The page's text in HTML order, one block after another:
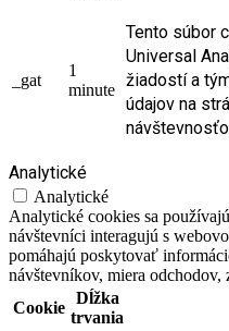
_gat
1
minute
Tento súbor
Universal
žiadostí a
údajov na
Analytické
Analytické
Analytické cookies sa
návštevníci interagujú s
pomáhajú poskytovať
návštevníkov, miera odchodov,
Cookie
Dĺžka
trvania